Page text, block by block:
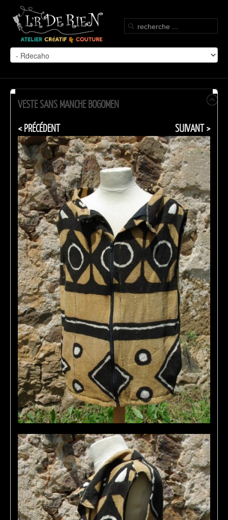
VESTE SANS MANCHE BOGOMEN
< PRÉCÉDENT
SUIVANT >